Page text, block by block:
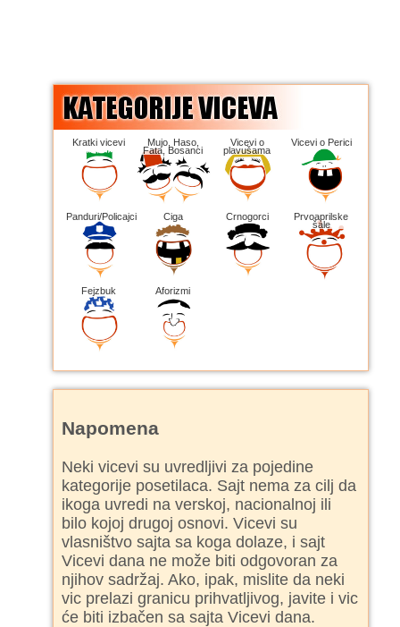
Kratki vicevi Mujo, Haso,
Fata, Bosanci
Vicevi o
plavušama
Vicevi o Perici
Panduri/Policajci Ciga Crnogorci Prvoaprilske
šale
Fejzbuk Aforizmi
Napomena
Neki vicevi su uvredljivi za pojedine
kategorije posetilaca. Sajt nema za cilj da
ikoga uvredi na verskoj, nacionalnoj ili
bilo kojoj drugoj osnovi. Vicevi su
vlasništvo sajta sa koga dolaze, i sajt
Vicevi dana ne može biti odgovoran za
njihov sadržaj. Ako, ipak, mislite da neki
vic prelazi granicu prihvatljivog, javite i vic
će biti izbačen sa sajta Vicevi dana.